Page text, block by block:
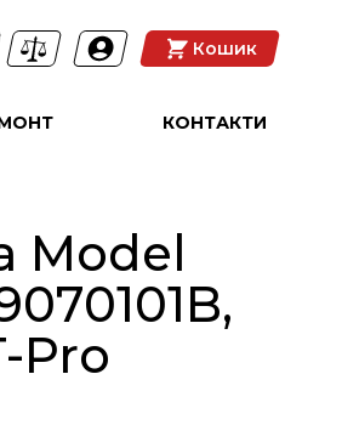
Кошик
КОНТАКТИ
Model
Pro